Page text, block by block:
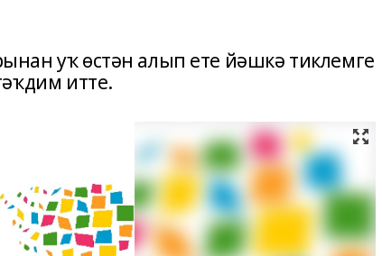
уҡ өстән алып ете йәшкә тиклемге
итте.